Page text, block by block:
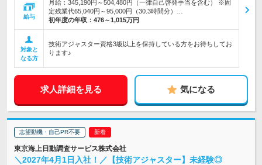
給与
月給：345,190円～504,480円（一律自己啓発手当を含む） ※固
定残業代65,040円～95,000円（30.3時間分）…
初年度の年収： 476～1,015万円
対象と
なる方
技術アジャスター資格3級以上を保持している方をお待ちしてお
ります♪
求人詳細を見る 気になる
志望動機・自己PR不要
東京海上日動調査サービス株式会社
＼2027年4月1日入社！／【技術アジャスター】未経験◎